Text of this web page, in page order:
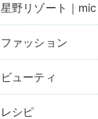
星野リゾート｜
ファッション
ビューティ
レシピ